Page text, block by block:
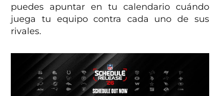
puedes apuntar en tu calendario cuándo
juega tu equipo contra cada uno de sus
rivales.